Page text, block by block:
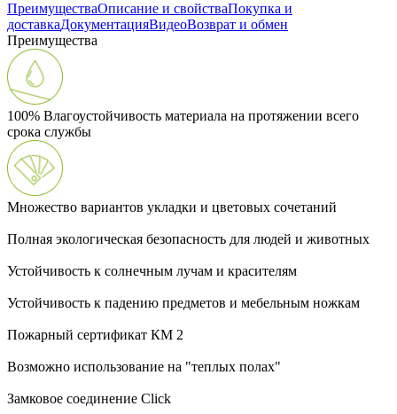
ПреимуществаОписание и свойстваПокупка и
доставкаДокументацияВидеоВозврат и обмен
Преимущества
100% Влагоустойчивость материала на протяжении всего
срока службы
Множество вариантов укладки и цветовых сочетаний
Полная экологическая безопасность для людей и животных
Устойчивость к солнечным лучам и красителям
Устойчивость к падению предметов и мебельным ножкам
Пожарный сертификат КМ 2
Возможно использование на "теплых полах"
Замковое соединение Click